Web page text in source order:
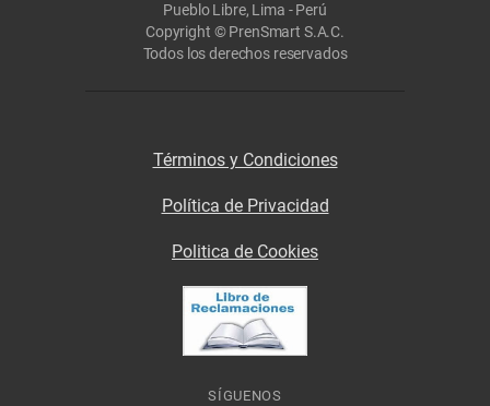
Pueblo Libre, Lima - Perú
Copyright © PrenSmart S.A.C.
Todos los derechos reservados
Términos y Condiciones
Política de Privacidad
Politica de Cookies
SÍGUENOS